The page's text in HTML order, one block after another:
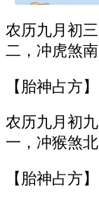
农历九月初
二，冲虎煞南
【胎神占方
农历九月初
一，冲猴煞北
【胎神占方